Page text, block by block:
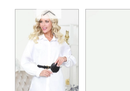
PREMIUM
РАСПРОДАЖА
АКЦИИ